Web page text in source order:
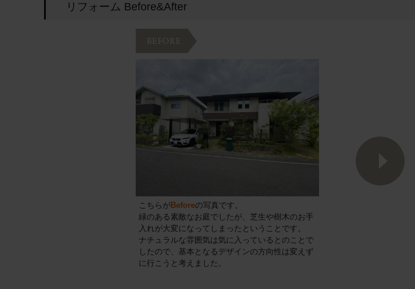
リフォーム Before&After
こちらが Beforeの写真です。
緑のある素敵なお庭でしたが、芝生や樹木のお手
入れが大変になってしまったということです。
ナチュラルな雰囲気は気に入っているとのことで
したので、基本となるデザインの方向性は変えず
に行こうと考えました。